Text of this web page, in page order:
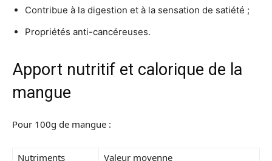
Contribue à la digestion et à la sensation de satiété ;
Propriétés anti-cancéreuses.
Apport nutritif et calorique de la
mangue
Pour 100g de mangue :
Nutriments Valeur moyenne